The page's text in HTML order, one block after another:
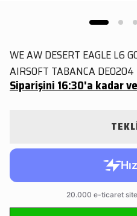
WE AW DESERT EAGLE L6
AIRSOFT TABANCA DE0204
Siparişini 16:30'a kadar